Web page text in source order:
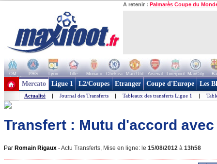
A retenir : Palmarès Coupe du
OM PSG Lyon Lille Monaco Chelsea Man Utd Arsenal Liverpool ManCity
+ de clubs
Mercato Ligue 1 L2/Coupes Etranger Coupe d'Europe Les
Actualité | Journal des Transferts | Tableaux des transferts Ligue 1 |
Transfert : Mutu d'accord
Par Romain Rigaux -Actu Transferts, Mise en ligne: le 15/08/2012 à 13h58